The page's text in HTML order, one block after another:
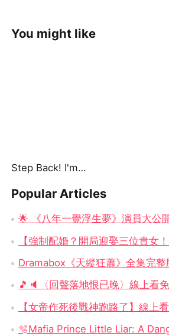
You might like
Step Back! I'm the Hidden King
Popular Articles
🌟 《八年一覺浮生夢》演員大公開！神豪男主回歸
【強制配婚？開局迎娶三位貴女！第二季】原班人馬震撼回歸！——穿
Dramabox《天縱狂蕭》全集完整版線上看：練氣一百萬
🎵🔈〈回聲落地恨已晚〉線上看免費全集｜遲到的回聲、贈
【女帝作死後戰神跑路了】線上看：當江山與人心
🫧Mafia Prince Little Liar: A Dangerous Marriage